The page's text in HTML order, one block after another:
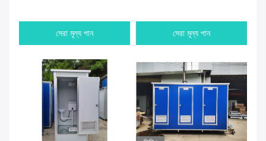
সেরা মূল্য পান সেরা মূল্য পান